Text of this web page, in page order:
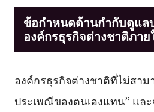
ข้อกำหนดด้านกำกับดูแล
องค์กรธุรกิจต่างชาติภา
องค์กรธุรกิจต่างชาติที่ไม่สาม
ประเพณีของตนเองแทน” แล